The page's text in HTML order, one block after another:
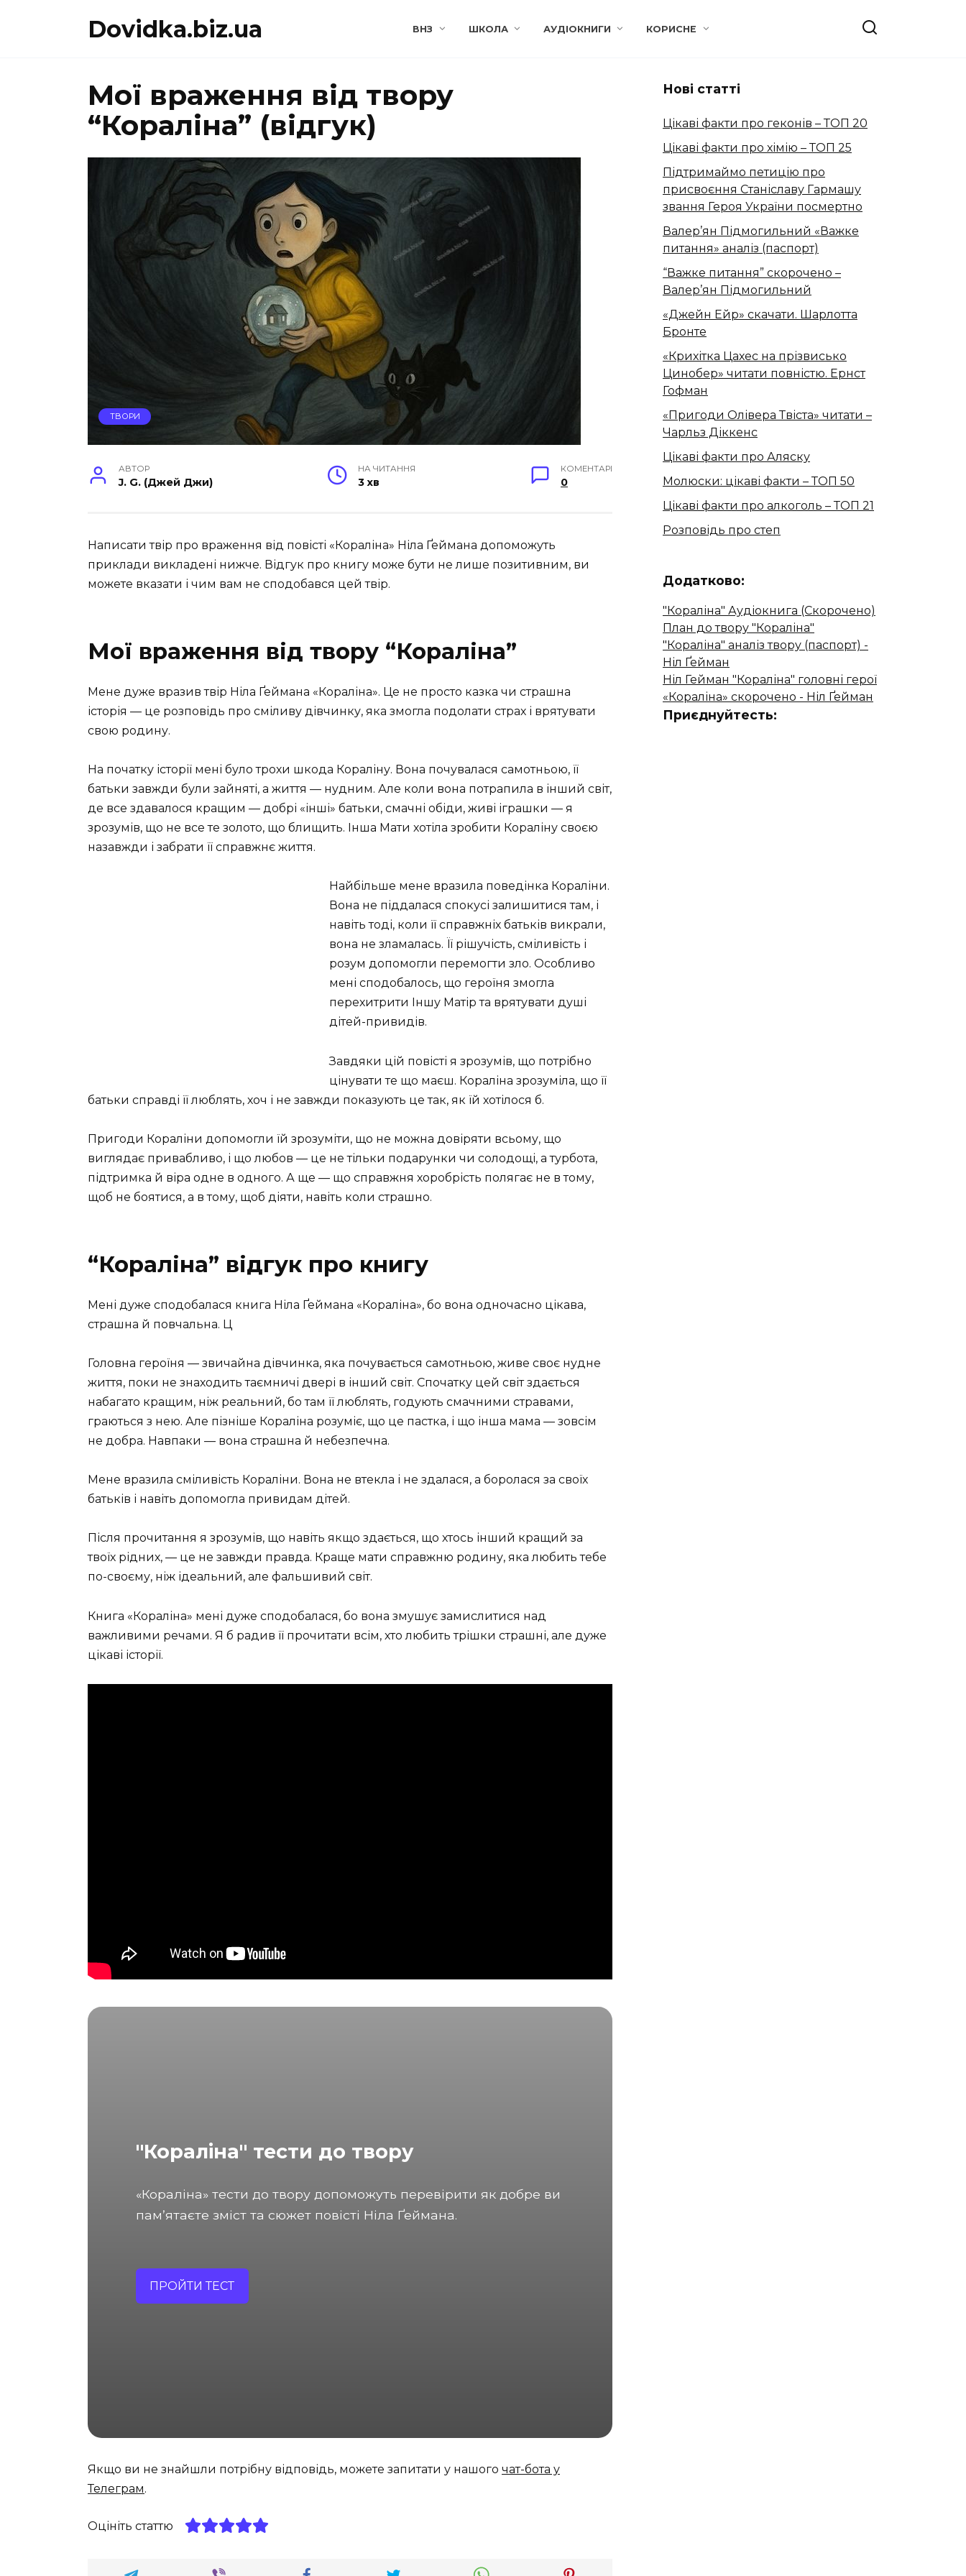
Dovidka.biz.ua ВНЗ ШКОЛА АУДІОКНИГИ КОРИСНЕ
Мої враження від твору
“Кораліна” (відгук)
ТВОРИ
АВТОР
J. G. (Джей Джи)
НА ЧИТАННЯ
3 хв
КОМЕНТАРІ
0
Написати твір про враження від повісті «Кораліна» Ніла Ґеймана допоможуть
приклади викладені нижче. Відгук про книгу може бути не лише позитивним, ви
можете вказати і чим вам не сподобався цей твір.
Мої враження від твору “Кораліна”
Мене дуже вразив твір Ніла Ґеймана «Кораліна». Це не просто казка чи страшна
історія — це розповідь про сміливу дівчинку, яка змогла подолати страх і врятувати
свою родину.
На початку історії мені було трохи шкода Кораліну. Вона почувалася самотньою, її
батьки завжди були зайняті, а життя — нудним. Але коли вона потрапила в інший світ,
де все здавалося кращим — добрі «інші» батьки, смачні обіди, живі іграшки — я
зрозумів, що не все те золото, що блищить. Інша Мати хотіла зробити Кораліну своєю
назавжди і забрати її справжнє життя.
Найбільше мене вразила поведінка Кораліни.
Вона не піддалася спокусі залишитися там, і
навіть тоді, коли її справжніх батьків викрали,
вона не зламалась. Її рішучість, сміливість і
розум допомогли перемогти зло. Особливо
мені сподобалось, що героїня змогла
перехитрити Іншу Матір та врятувати душі
дітей-привидів.
Завдяки цій повісті я зрозумів, що потрібно
цінувати те що маєш. Кораліна зрозуміла, що її
батьки справді її люблять, хоч і не завжди показують це так, як їй хотілося б.
Пригоди Кораліни допомогли їй зрозуміти, що не можна довіряти всьому, що
виглядає привабливо, і що любов — це не тільки подарунки чи солодощі, а турбота,
підтримка й віра одне в одного. А ще — що справжня хоробрість полягає не в тому,
щоб не боятися, а в тому, щоб діяти, навіть коли страшно.
“Кораліна” відгук про книгу
Мені дуже сподобалася книга Ніла Ґеймана «Кораліна», бо вона одночасно цікава,
страшна й повчальна. Ц
Головна героїня — звичайна дівчинка, яка почувається самотньою, живе своє нудне
життя, поки не знаходить таємничі двері в інший світ. Спочатку цей світ здається
набагато кращим, ніж реальний, бо там її люблять, годують смачними стравами,
граються з нею. Але пізніше Кораліна розуміє, що це пастка, і що інша мама — зовсім
не добра. Навпаки — вона страшна й небезпечна.
Мене вразила сміливість Кораліни. Вона не втекла і не здалася, а боролася за своїх
батьків і навіть допомогла привидам дітей.
Після прочитання я зрозумів, що навіть якщо здається, що хтось інший кращий за
твоїх рідних, — це не завжди правда. Краще мати справжню родину, яка любить тебе
по-своєму, ніж ідеальний, але фальшивий світ.
Книга «Кораліна» мені дуже сподобалася, бо вона змушує замислитися над
важливими речами. Я б радив її прочитати всім, хто любить трішки страшні, але дуже
цікаві історії.
"Кораліна" тести до твору
«Кораліна» тести до твору допоможуть перевірити як добре ви
памʼятаєте зміст та сюжет повісті Ніла Ґеймана.
ПРОЙТИ ТЕСТ
Якщо ви не знайшли потрібну відповідь, можете запитати у нашого чат-бота у
Телеграм.
Оцініть статтю
Нові статті
Цікаві факти про геконів – ТОП 20
Цікаві факти про хімію – ТОП 25
Підтримаймо петицію про
присвоєння Станіславу Гармашу
звання Героя України посмертно
Валер’ян Підмогильний «Важке
питання» аналіз (паспорт)
“Важке питання” скорочено –
Валер’ян Підмогильний
«Джейн Ейр» скачати. Шарлотта
Бронте
«Крихітка Цахес на прізвисько
Цинобер» читати повністю. Ернст
Гофман
«Пригоди Олівера Твіста» читати –
Чарльз Діккенс
Цікаві факти про Аляску
Молюски: цікаві факти – ТОП 50
Цікаві факти про алкоголь – ТОП 21
Розповідь про степ
Додатково:
"Кораліна" Аудіокнига (Скорочено)
План до твору "Кораліна"
"Кораліна" аналіз твору (паспорт) -
Ніл Ґейман
Ніл Гейман "Кораліна" головні герої
«Кораліна» скорочено - Ніл Ґейман
Приєднуйтесть: